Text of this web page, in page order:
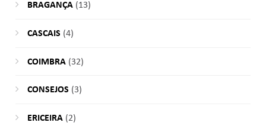
BRAGANÇA(13)
CASCAIS (4)
COIMBRA(32)
CONSEJOS (3)
ERICEIRA(2)